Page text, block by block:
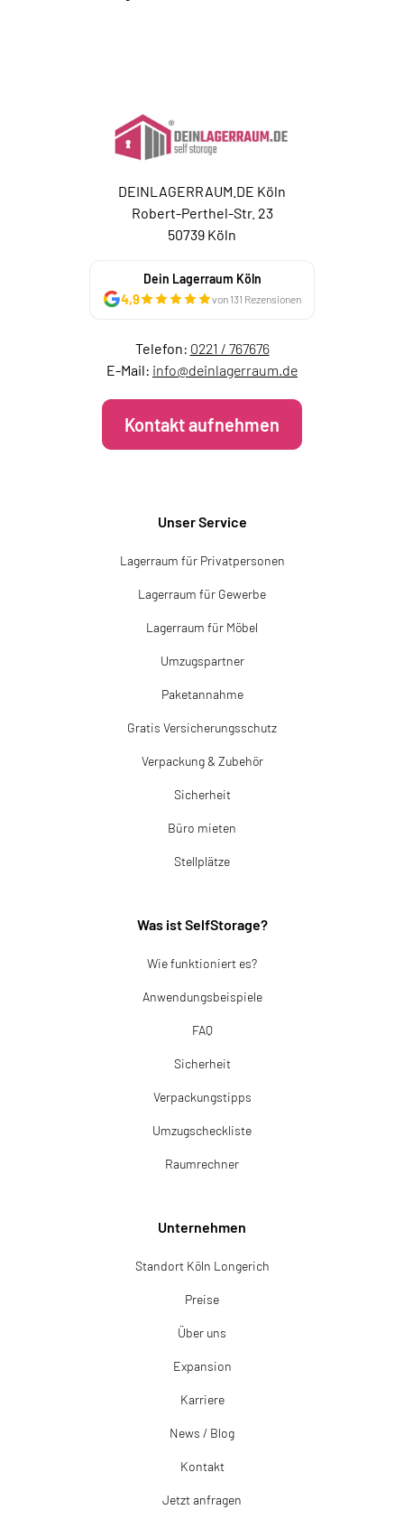
DEINLAGERRAUM.DE Köln
Robert-Perthel-Str. 23
50739 Köln
Dein Lagerraum Köln
4,9 von 131 Rezensionen
Telefon: 0221 / 767676
E-Mail: info@deinlagerraum.de
Kontakt aufnehmen
Unser Service
Lagerraum für Privatpersonen
Lagerraum für Gewerbe
Lagerraum für Möbel
Umzugspartner
Paketannahme
Gratis Versicherungsschutz
Verpackung & Zubehör
Sicherheit
Büro mieten
Stellplätze
Was ist SelfStorage?
Wie funktioniert es?
Anwendungsbeispiele
FAQ
Sicherheit
Verpackungstipps
Umzugscheckliste
Raumrechner
Unternehmen
Standort Köln Longerich
Preise
Über uns
Expansion
Karriere
News / Blog
Kontakt
Jetzt anfragen